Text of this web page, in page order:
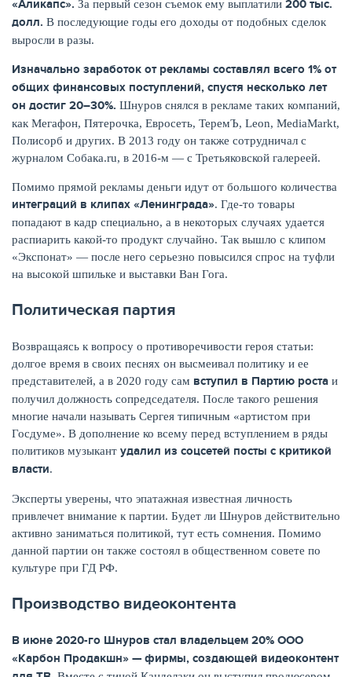
«Аликапс». За первый сезон съемок ему выплатили 200 тыс.
долл. В последующие годы его доходы от подобных сделок
выросли в разы.
Изначально заработок от рекламы составлял всего 1% от
общих финансовых поступлений, спустя несколько лет
он достиг 20–30%. Шнуров снялся в рекламе таких компаний,
как Мегафон, Пятерочка, Евросеть, ТеремЪ, Leon, MediaMarkt,
Полисорб и других. В 2013 году он также сотрудничал с
журналом Собака.ru, в 2016-м — с Третьяковской галереей.
Помимо прямой рекламы деньги идут от большого количества
интеграций в клипах «Ленинграда». Где-то товары
попадают в кадр специально, а в некоторых случаях удается
распиарить какой-то продукт случайно. Так вышло с клипом
«Экспонат» — после него серьезно повысился спрос на туфли
на высокой шпильке и выставки Ван Гога.
Политическая партия
Возвращаясь к вопросу о противоречивости героя статьи:
долгое время в своих песнях он высмеивал политику и ее
представителей, а в 2020 году сам вступил в Партию роста и
получил должность сопредседателя. После такого решения
многие начали называть Сергея типичным «артистом при
Госдуме». В дополнение ко всему перед вступлением в ряды
политиков музыкант удалил из соцсетей посты с критикой
власти.
Эксперты уверены, что эпатажная известная личность
привлечет внимание к партии. Будет ли Шнуров действительно
активно заниматься политикой, тут есть сомнения. Помимо
данной партии он также состоял в общественном совете по
культуре при ГД РФ.
Производство видеоконтента
В июне 2020-го Шнуров стал владельцем 20% ООО
«Карбон Продакшн» — фирмы, создающей видеоконтент